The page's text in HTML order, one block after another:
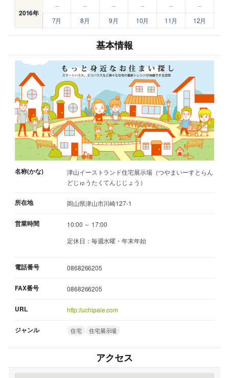
2016年
– – – – –
–
7月
8月 9月 10月 11月 12月
基本情報
名称(かな)
津山イーストランド住宅展示場（つやまいーすとらん
どじゅうたくてんじじょう）
所在地 岡山県津山市川崎127-1
営業時間
10:00 ～ 17:00
定休日：毎週水曜・年末年始
電話番号 0868266205
FAX番号 0868266205
URL http://uchipale.com
ジャンル 住宅 住宅展示場
アクセス